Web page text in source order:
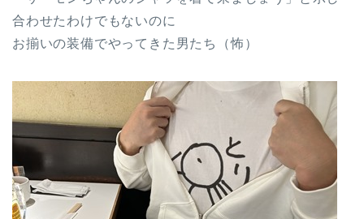
合わせたわけでもないのに
お揃いの装備でやってきた男たち（怖）